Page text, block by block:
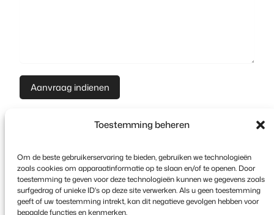
Toestemming beheren
Om de beste gebruikerservaring te bieden, gebruiken we technologieën
zoals cookies om apparaatinformatie op te slaan en/of te openen. Door
toestemming te geven voor deze technologieën kunnen we gegevens zoals
surfgedrag of unieke ID's op deze site verwerken. Als u geen toestemming
geeft of uw toestemming intrekt, kan dit negatieve gevolgen hebben voor
bepaalde functies en kenmerken.
Copyright © 2026 FooEvents. Alle rechten
voorbehouden.